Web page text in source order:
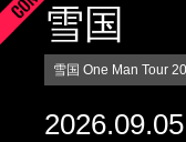
雪国
雪国 One Man Tour
2026.09.05